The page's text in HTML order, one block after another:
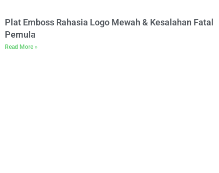
Plat Emboss Rahasia Logo Mewah & Kesalahan Fatal
Pemula
Read More »